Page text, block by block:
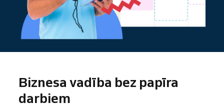
Biznesa vadība bez papīra
darbiem